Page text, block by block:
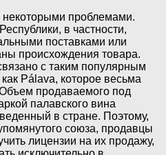
некоторыми проблемами.
в частности,
поставками или
происхождения товара.
с таким популярным
Pálava, которое весьма
продаваемого под
палавского вина
в стране. Поэтому,
союза, продавцы
лицензии на их продажу,